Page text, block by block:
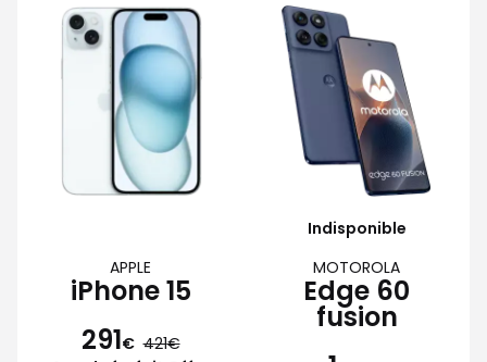
APPLE
iPhone 15
291€ 421
Indisponible
MOTOROLA
Edge 60
fusion